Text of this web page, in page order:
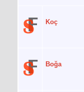
Koç
Boğa